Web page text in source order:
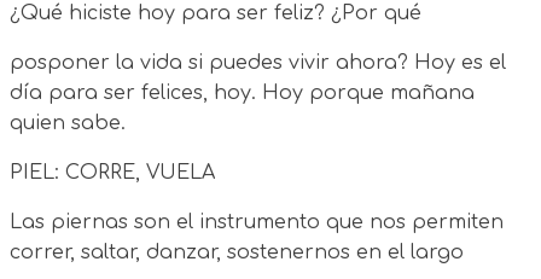
¿Qué hiciste hoy para ser feliz? ¿Por qué
posponer la vida si puedes vivir ahora? Hoy es el
día para ser felices, hoy. Hoy porque mañana
quien sabe.
PIEL: CORRE, VUELA
Las piernas son el instrumento que nos permiten
correr, saltar, danzar, sostenernos en el largo